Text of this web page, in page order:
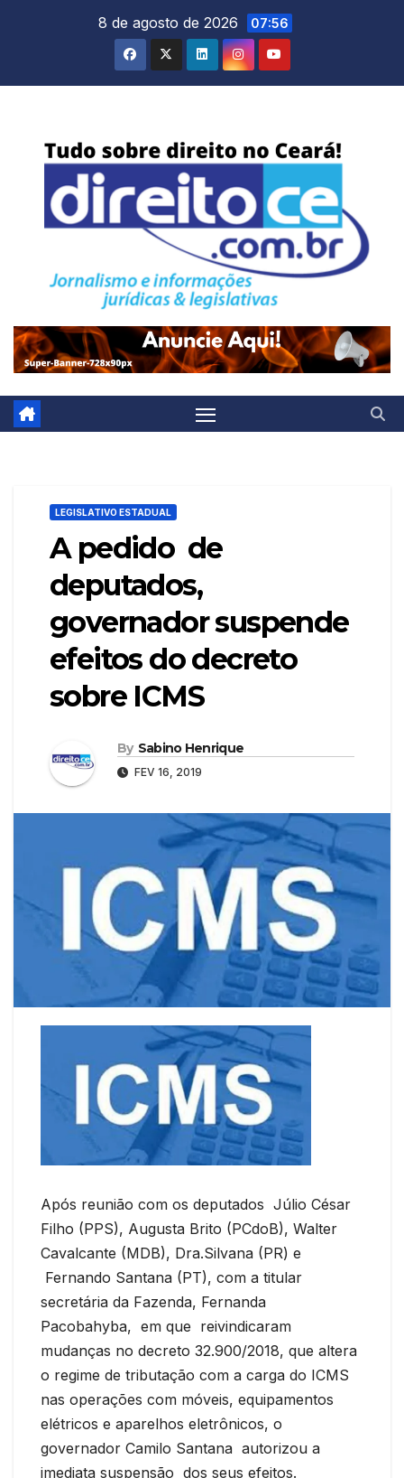
8 de agosto de 2026 07:56
LEGISLATIVO ESTADUAL
A pedido de
deputados,
governador suspende
efeitos do decreto
sobre ICMS
By Sabino Henrique
FEV 16, 2019
Após reunião com os deputados Júlio César
Filho (PPS), Augusta Brito (PCdoB), Walter
Cavalcante (MDB), Dra.Silvana (PR) e
Fernando Santana (PT), com a titular
secretária da Fazenda, Fernanda
Pacobahyba, em que reivindicaram
mudanças no decreto 32.900/2018, que altera
o regime de tributação com a carga do ICMS
nas operações com móveis, equipamentos
elétricos e aparelhos eletrônicos, o
governador Camilo Santana autorizou a
imediata suspensão dos seus efeitos.